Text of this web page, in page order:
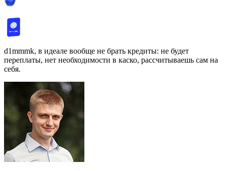
d1mmmk, в идеале вообще не брать кредиты: не будет
переплаты, нет необходимости в каско, рассчитываешь сам на
себя.